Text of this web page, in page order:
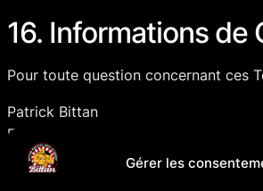
Gérer les
16. Informations de
Pour toute question concernant ces
Patrick Bittan
Email:
Téléphone: +34 744 01 03 27
Adresse: Dentro la Plaza, Bittan